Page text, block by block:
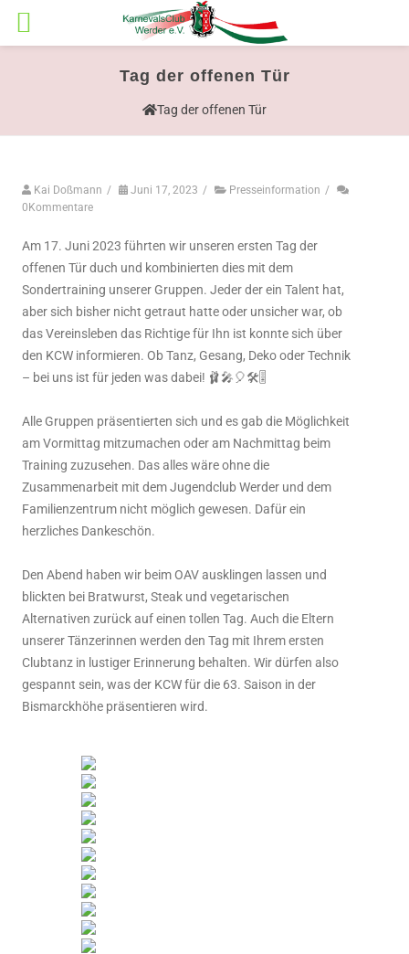
Tag der offenen Tür
Tag der offenen Tür
Kai Doßmann / Juni 17, 2023 / Presseinformation /
0Kommentare
Am 17. Juni 2023 führten wir unseren ersten Tag der
offenen Tür duch und kombinierten dies mit dem
Sondertraining unserer Gruppen. Jeder der ein Talent hat,
aber sich bisher nicht getraut hatte oder unsicher war, ob
das Vereinsleben das Richtige für Ihn ist konnte sich über
den KCW informieren. Ob Tanz, Gesang, Deko oder Technik
– bei uns ist für jeden was dabei! 🩰🎤🎈🛠️🎚️
Alle Gruppen präsentierten sich und es gab die Möglichkeit
am Vormittag mitzumachen oder am Nachmittag beim
Training zuzusehen. Das alles wäre ohne die
Zusammenarbeit mit dem Jugendclub Werder und dem
Familienzentrum nicht möglich gewesen. Dafür ein
herzliches Dankeschön.
Den Abend haben wir beim OAV ausklingen lassen und
blickten bei Bratwurst, Steak und vegetarischen
Alternativen zurück auf einen tollen Tag. Auch die Eltern
unserer Tänzerinnen werden den Tag mit Ihrem ersten
Clubtanz in lustiger Erinnerung behalten. Wir dürfen also
gespannt sein, was der KCW für die 63. Saison in der
Bismarckhöhe präsentieren wird.